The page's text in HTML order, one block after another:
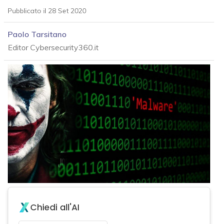
Pubblicato il 28 Set 2020
Paolo Tarsitano
Editor Cybersecurity360.it
Chiedi all'AI